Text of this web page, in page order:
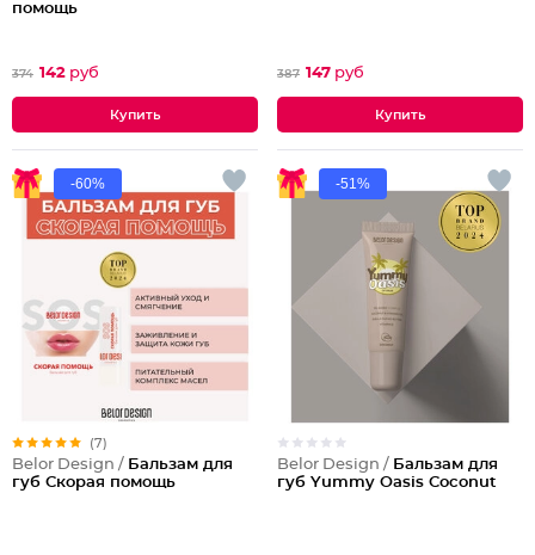
помощь
374 142 руб 387 147 руб
-60%
(7)
Belor Design / Бальзам для
губ Скорая помощь
-51%
Belor Design / Бальзам для
губ Yummy Oasis Coconut